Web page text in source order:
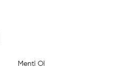
Menti Ol